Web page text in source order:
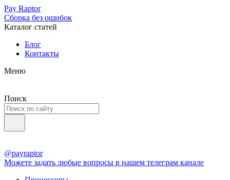
Pay Raptor
Сборка без ошибок
Каталог статей
Блог
Контакты
Меню
Поиск
@payraptor
Можете задать любые вопросы в нашем телеграм канале